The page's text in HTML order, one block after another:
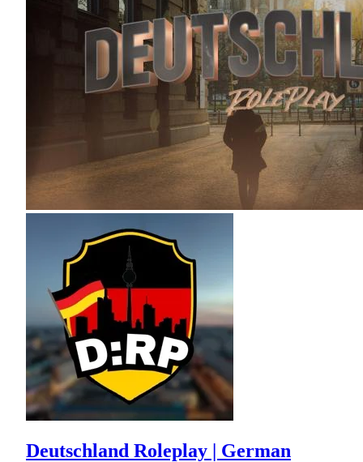
Deutschland Roleplay | German